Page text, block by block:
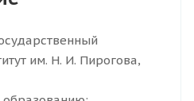
им. Н. И. Пирогова,